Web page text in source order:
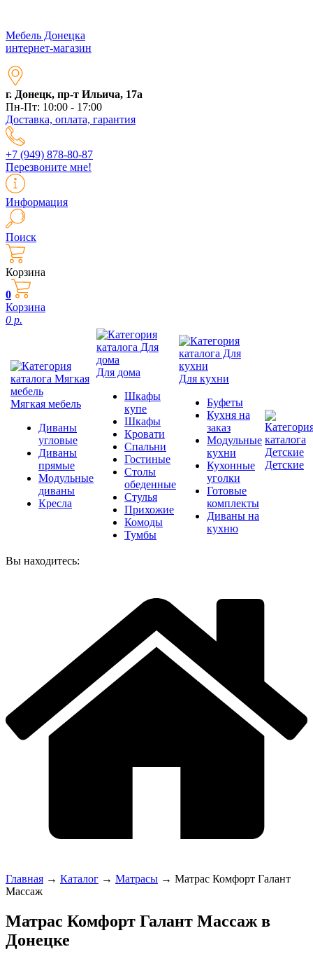
Мебель Донецка
интернет-магазин
г. Донецк, пр-т Ильича, 17а
Пн-Пт: 10:00 - 17:00
Доставка, оплата, гарантия
+7 (949) 878-80-87
Перезвоните мне!
Информация
Поиск
Корзина
0
Корзина
0 р.
Мягкая мебель
Диваны
угловые
Диваны
прямые
Модульные
диваны
Кресла
Для дома
Шкафы
купе
Шкафы
Кровати
Спальни
Гостиные
Столы
обеденные
Стулья
Прихожие
Комоды
Тумбы
Для кухни
Буфеты
Кухня на
заказ
Модульные
кухни
Кухонные
уголки
Готовые
комплекты
Диваны на
кухню
Детские
Вы находитесь:
Главная → Каталог → Матрасы → Матрас Комфорт Галант
Массаж
Матрас Комфорт Галант Массаж в
Донецке